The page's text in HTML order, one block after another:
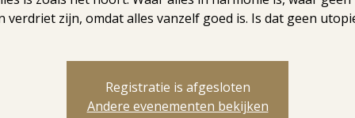
verdriet zijn, omdat alles vanzelf goed is. Is dat geen
Registratie is afgesloten
Andere evenementen bekijken